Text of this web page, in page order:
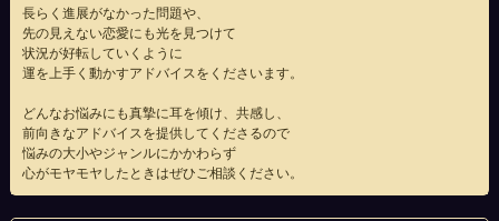
長らく進展がなかった問題や、
先の見えない恋愛にも光を見つけて
状況が好転していくように
運を上手く動かすアドバイスをくださいます。
どんなお悩みにも真摯に耳を傾け、共感し、
前向きなアドバイスを提供してくださるので
悩みの大小やジャンルにかかわらず
心がモヤモヤしたときはぜひご相談ください。